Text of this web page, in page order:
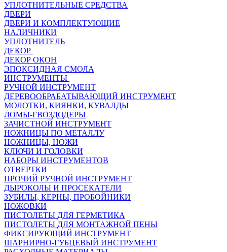
УПЛОТНИТЕЛЬНЫЕ СРЕДСТВА
ДВЕРИ
ДВЕРИ И КОМПЛЕКТУЮЩИЕ
НАЛИЧНИКИ
УПЛОТНИТЕЛЬ
ДЕКОР
ДЕКОР ОКОН
ЭПОКСИДНАЯ СМОЛА
ИНСТРУМЕНТЫ
РУЧНОЙ ИНСТРУМЕНТ
ДЕРЕВООБРАБАТЫВАЮЩИЙ ИНСТРУМЕНТ
МОЛОТКИ, КИЯНКИ, КУВАЛДЫ
ЛОМЫ-ГВОЗДОДЕРЫ
ЗАЧИСТНОЙ ИНСТРУМЕНТ
НОЖНИЦЫ ПО МЕТАЛЛУ
НОЖНИЦЫ, НОЖИ
КЛЮЧИ И ГОЛОВКИ
НАБОРЫ ИНСТРУМЕНТОВ
ОТВЕРТКИ
ПРОЧИЙ РУЧНОЙ ИНСТРУМЕНТ
ДЫРОКОЛЫ И ПРОСЕКАТЕЛИ
ЗУБИЛЫ, КЕРНЫ, ПРОБОЙНИКИ
НОЖОВКИ
ПИСТОЛЕТЫ ДЛЯ ГЕРМЕТИКА
ПИСТОЛЕТЫ ДЛЯ МОНТАЖНОЙ ПЕНЫ
ФИКСИРУЮЩИЙ ИНСТРУМЕНТ
ШАРНИРНО-ГУБЦЕВЫЙ ИНСТРУМЕНТ